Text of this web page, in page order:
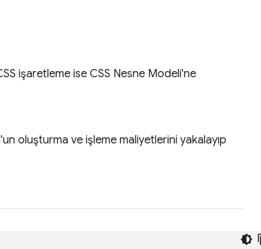
işaretleme ise CSS Nesne Modeli'ne
oluşturma ve işleme maliyetlerini yakalayıp